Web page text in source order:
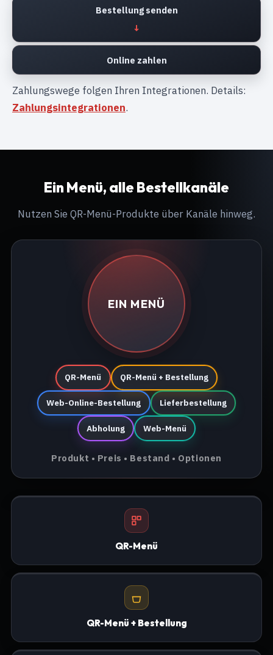
Bestellung senden
Online zahlen
Zahlungswege folgen Ihren Integrationen. Details:
Zahlungsintegrationen.
Ein Menü, alle Bestellkanäle
Nutzen Sie QR-Menü-Produkte über Kanäle hinweg.
EIN MENÜ
QR-Menü QR-Menü + Bestellung
Web-Online-Bestellung Lieferbestellung
Abholung Web-Menü
Produkt • Preis • Bestand • Optionen
QR-Menü
QR-Menü + Bestellung